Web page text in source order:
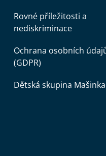
Rovné příležitosti a
nediskriminace
Ochrana osobních
(GDPR)
Dětská skupina Mašinka